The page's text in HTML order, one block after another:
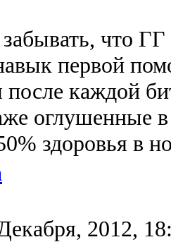
что
первой
после каждой
оглушенные
здоровья в
2012,